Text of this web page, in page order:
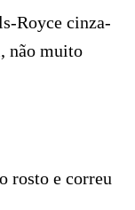
Royce cinza-
não muito
rosto e correu